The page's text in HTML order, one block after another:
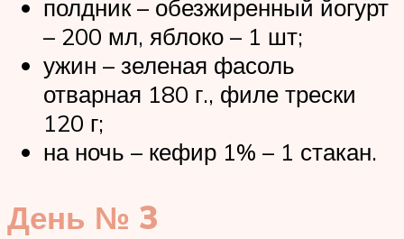
полдник – обезжиренный йогурт
– 200 мл, яблоко – 1 шт;
ужин – зеленая фасоль
отварная 180 г., филе трески
120 г;
на ночь – кефир 1% – 1 стакан.
День № 3